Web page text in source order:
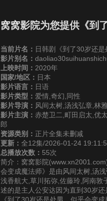
窝窝影院为您提供《到
当前片名： 日韩剧《到了30岁还是
影片别名：
上映时间： 2020年
国家/地区： 日本
影片语言： 日语
影片类型： 爱情,奇幻,同性
影片导演： 风间太树,汤浅弘章,林
影片主演： 赤楚卫二,町田启太,优
郎
资源类别： 正片全集未删减
更新： 全12集/2026-01-24
总播放次数： 55次
简介：窝窝影院
会变成魔法师》是由风间太树,汤
浅香航大,草川拓弥,佐藤玲,阿南敦
述的是主人公安达因为直到30岁